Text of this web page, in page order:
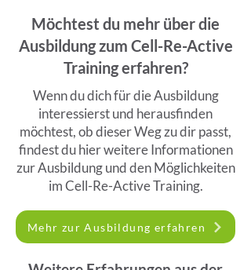
Möchtest du mehr über die
Ausbildung zum Cell-Re-Active
Training erfahren?
Wenn du dich für die Ausbildung
interessierst und herausfinden
möchtest, ob dieser Weg zu dir passt,
findest du hier weitere Informationen
zur Ausbildung und den Möglichkeiten
im Cell-Re-Active Training.
Mehr zur Ausbildung erfahren